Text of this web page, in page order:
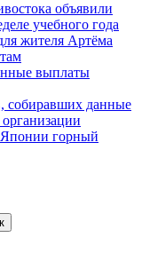
объявили
учебного года
жителя Артёма
выплаты
собиравших данные
Японии горный